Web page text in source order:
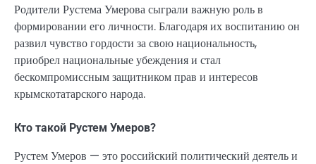
Родители Рустема Умерова сыграли важную роль в
формировании его личности. Благодаря их воспитанию он
развил чувство гордости за свою национальность,
приобрел национальные убеждения и стал
бескомпромиссным защитником прав и интересов
крымскотатарского народа.
Кто такой Рустем Умеров?
Рустем Умеров — это российский политический деятель и